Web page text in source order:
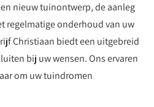
nieuw tuinontwerp, de aanleg
regelmatige onderhoud van uw
Christiaan biedt een uitgebreid
bij uw wensen. Ons ervaren
om uw tuindromen